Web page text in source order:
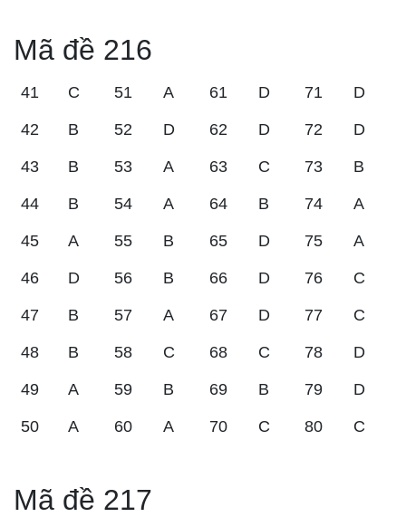
Mã đề 216
41 C 51 A 61 D 71 D
42 B 52 D 62 D 72 D
43 B 53 A 63 C 73 B
44 B 54 A 64 B 74 A
45 A 55 B 65 D 75 A
46 D 56 B 66 D 76 C
47 B 57 A 67 D 77 C
48 B 58 C 68 C 78 D
49 A 59 B 69 B 79 D
50 A 60 A 70 C 80 C
Mã đề 217